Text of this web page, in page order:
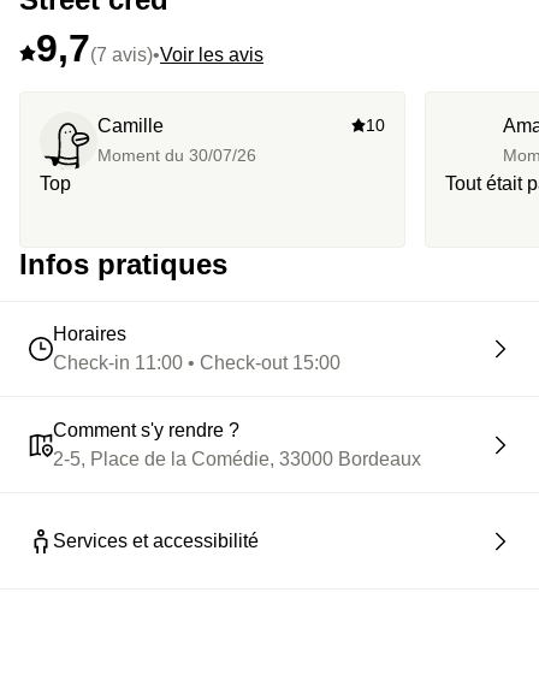
9,7(7 avis)•Voir les avis
Camille
Moment du 30/07/26
10
Top Tout était
Infos pratiques
Horaires
Check-in 11:00 • Check-out 15:00
Comment s'y rendre ?
2-5, Place de la Comédie, 33000 Bordeaux
Services et accessibilité